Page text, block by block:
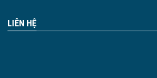
LIÊN HỆ